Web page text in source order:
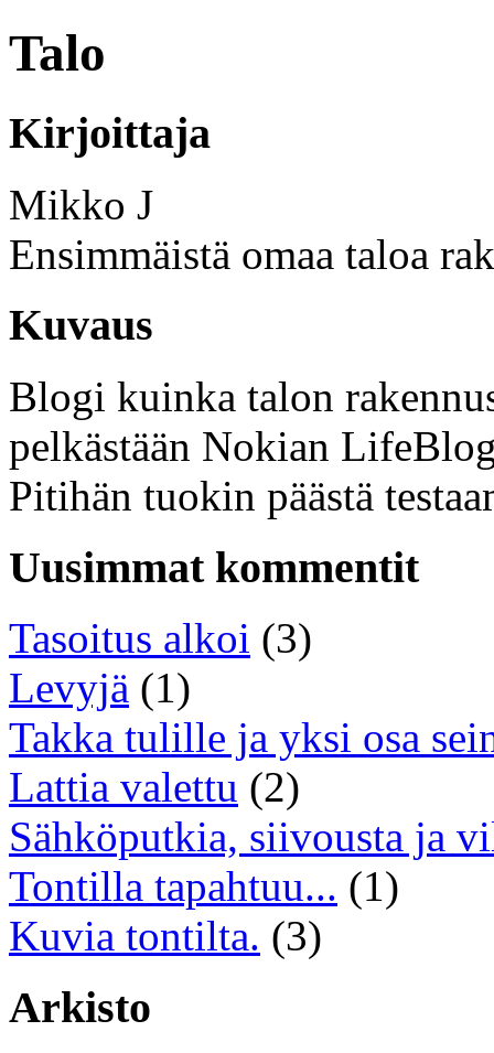
Talo
Kirjoittaja
Mikko J
Ensimmäistä omaa taloa
Kuvaus
Blogi kuinka talon
pelkästään Nokian
Pitihän tuokin päästä
Uusimmat kommentit
Tasoitus alkoi (3)
Levyjä (1)
Takka tulille ja yksi osa
Lattia valettu (2)
Sähköputkia, siivousta ja
Tontilla tapahtuu... (1)
Kuvia tontilta. (3)
Arkisto